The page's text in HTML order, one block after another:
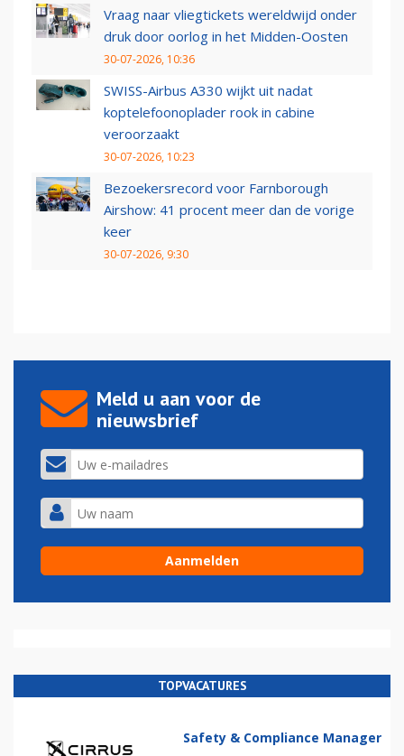
Vraag naar vliegtickets wereldwijd onder
druk door oorlog in het Midden-Oosten
30-07-2026, 10:36
SWISS-Airbus A330 wijkt uit nadat
koptelefoonoplader rook in cabine
veroorzaakt
30-07-2026, 10:23
Bezoekersrecord voor Farnborough
Airshow: 41 procent meer dan de vorige
keer
30-07-2026, 9:30
Meld u aan voor de
nieuwsbrief
TOPVACATURES
Safety & Compliance Manager